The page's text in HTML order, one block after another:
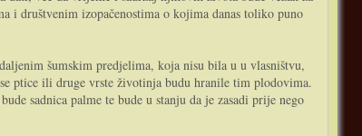
i društvenim izopačenostima o kojima danas toliko puno
šumskim predjelima, koja nisu bila u u vlasništvu,
ptice ili druge vrste životinja budu hranile tim plodovima.
sadnica palme te bude u stanju da je zasadi prije nego